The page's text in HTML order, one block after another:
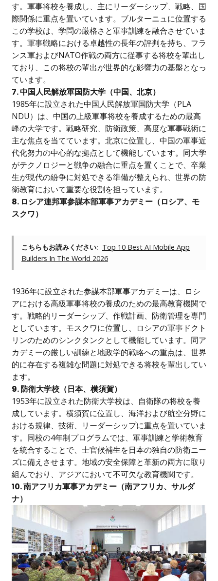
す。軍事将校を養成し、主にリーダーシップ、戦略、国
際関係に重点を置いています。ブルターニュに位置する
この学校は、学問の厳格さと軍事訓練を融合させていま
す。軍事戦略における卓越性の長年の評判を持ち、フラ
ンス軍およびNATO作戦の両方に従事する将校を輩出し
ており、この将校の輩出が世界的な影響力の基盤となっ
ています。
7. 中国人民解放軍国防大学（中国、北京）
1985年に設立された中国人民解放軍国防大学（PLA
NDU）は、中国の上級軍事将校を養成するための最高
峰の大学です。戦略研究、防衛政策、高度な軍事戦術に
主な焦点を当てています。北京に位置し、中国の軍事近
代化努力の中心的な拠点として機能しています。同大学
がテクノロジーと戦争の融合に重点を置くことで、卒業
生が現代の紛争に対処できる準備が整えられ、世界の防
衛教育において重要な役割を担っています。
8. ロシア連邦軍参謀本部軍事アカデミー（ロシア、モ
スクワ）
こちらもお読みください: Top 10 Best AI Mobile App
Builders In The World 2026
1936年に設立された参謀本部軍事アカデミーは、ロシ
アにおける高級軍事将校の養成のための最高教育機関で
す。戦略的リーダーシップ、作戦計画、防衛管理を専門
としています。モスクワに位置し、ロシアの軍事ドクト
リンのためのシンクタンクとして機能しています。同ア
カデミーの厳しい訓練と地政学的戦略への重点は、世界
的に存在する複雑な問題に対処できる将校を輩出してい
ます。
9. 防衛大学校（日本、横須賀）
1953年に設立された防衛大学校は、自衛隊の将校を養
成しています。横須賀に位置し、海洋および航空分野に
おける規律、技術、リーダーシップに重点を置いていま
す。同校の4年制プログラムでは、軍事訓練と学術教育
を統合することで、士官候補生を日本の独自の防衛ニー
ズに備えさせます。地域の安全保障と革新の両方に取り
組んでおり、アジアにおいて不可欠な教育機関です。
10. 南アフリカ軍事アカデミー（南アフリカ、サルダ
ナ）